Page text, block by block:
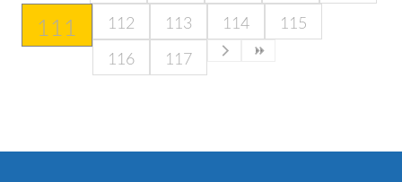
111 112 113 114 115
116 117